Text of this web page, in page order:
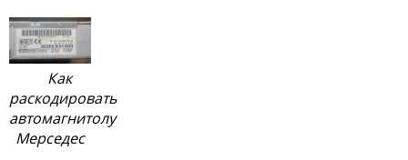
Как
раскодировать
автомагнитолу
Мерседес